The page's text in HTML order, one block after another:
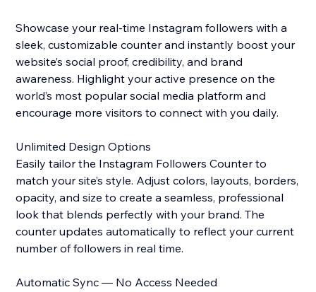
Showcase your real-time Instagram followers with a
sleek, customizable counter and instantly boost your
website’s social proof, credibility, and brand
awareness. Highlight your active presence on the
world’s most popular social media platform and
encourage more visitors to connect with you daily.
Unlimited Design Options
Easily tailor the Instagram Followers Counter to
match your site’s style. Adjust colors, layouts, borders,
opacity, and size to create a seamless, professional
look that blends perfectly with your brand. The
counter updates automatically to reflect your current
number of followers in real time.
Automatic Sync — No Access Needed